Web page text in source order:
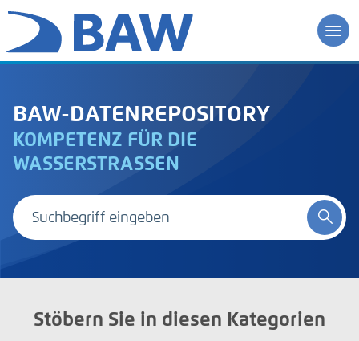
BAW-DATENREPOSITORY
KOMPETENZ FÜR DIE
WASSERSTRASSEN
Stöbern Sie in diesen Kategorien